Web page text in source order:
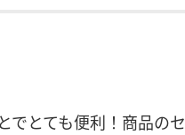
でとても便利！商品のセ